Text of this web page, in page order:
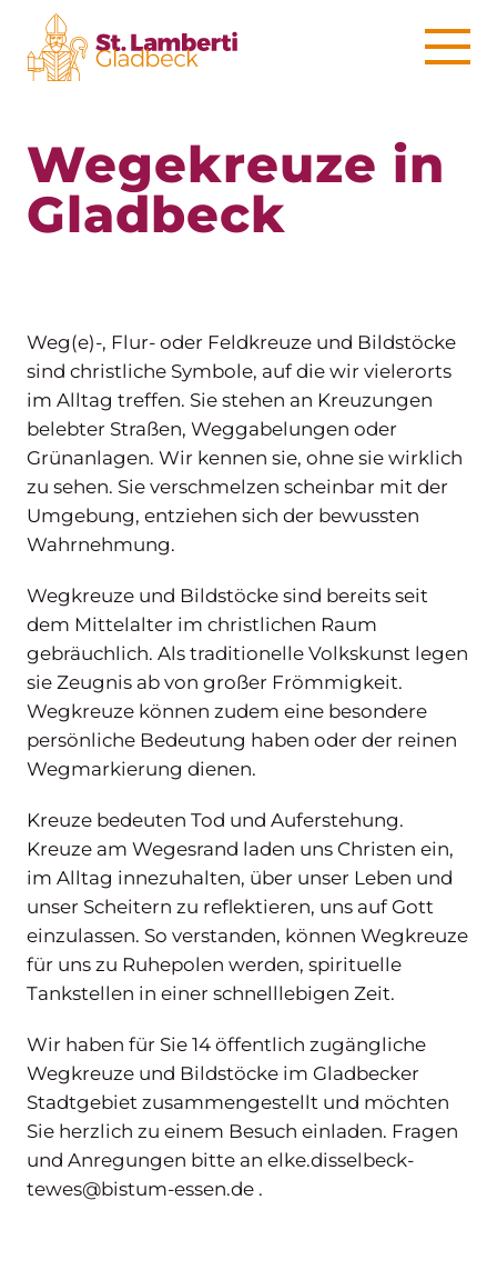
Wegekreuze in
Gladbeck
Weg(e)-, Flur- oder Feldkreuze und Bildstöcke
sind christliche Symbole, auf die wir vielerorts
im Alltag treffen. Sie stehen an Kreuzungen
belebter Straßen, Weggabelungen oder
Grünanlagen. Wir kennen sie, ohne sie wirklich
zu sehen. Sie verschmelzen scheinbar mit der
Umgebung, entziehen sich der bewussten
Wahrnehmung.
Wegkreuze und Bildstöcke sind bereits seit
dem Mittelalter im christlichen Raum
gebräuchlich. Als traditionelle Volkskunst legen
sie Zeugnis ab von großer Frömmigkeit.
Wegkreuze können zudem eine besondere
persönliche Bedeutung haben oder der reinen
Wegmarkierung dienen.
Kreuze bedeuten Tod und Auferstehung.
Kreuze am Wegesrand laden uns Christen ein,
im Alltag innezuhalten, über unser Leben und
unser Scheitern zu reflektieren, uns auf Gott
einzulassen. So verstanden, können Wegkreuze
für uns zu Ruhepolen werden, spirituelle
Tankstellen in einer schnelllebigen Zeit.
Wir haben für Sie 14 öffentlich zugängliche
Wegkreuze und Bildstöcke im Gladbecker
Stadtgebiet zusammengestellt und möchten
Sie herzlich zu einem Besuch einladen. Fragen
und Anregungen bitte an elke.disselbeck-
tewes@bistum-essen.de .